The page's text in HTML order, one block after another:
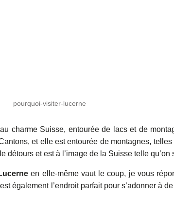
pourquoi-visiter-lucerne
charme Suisse, entourée de lacs et de
et elle est entourée de montagnes,
et est à l’image de la Suisse telle qu’on
en elle-même vaut le coup, je vous
également l’endroit parfait pour s’adonner à